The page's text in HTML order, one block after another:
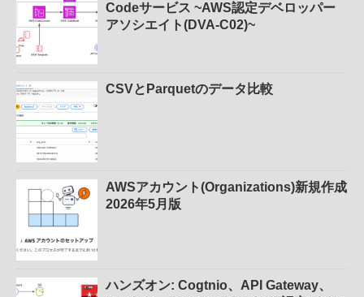
Codeサービス ~AWS認定デベロッパー
アソシエイト(DVA-C02)~
CSVとParquetのデータ比較
AWSアカウント(Organizations)新規作成
2026年5月版
ハンズオン: Cogtnio、API Gateway、